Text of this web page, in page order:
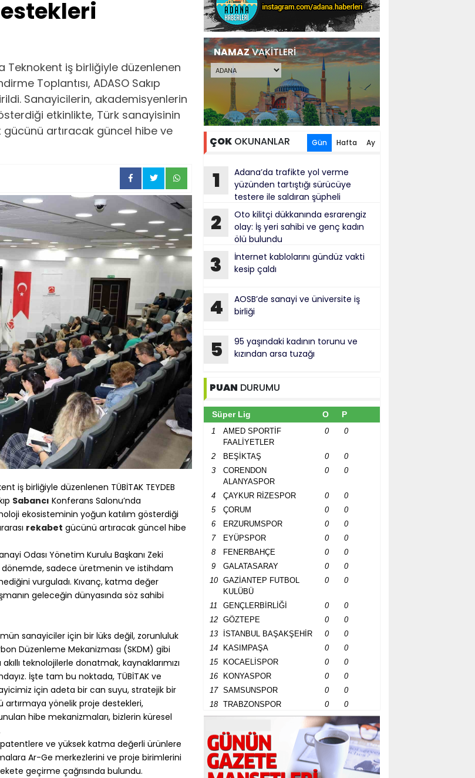
Teknokent iş birliğiyle düzenlenen
Toplantısı, ADASO Sakıp
Sanayicilerin, akademisyenlerin
etkinlikte, Türk sanayisinin
artıracak güncel hibe ve
iş birliğiyle düzenlenen TÜBİTAK TEYDEB
Sabancı Konferans Salonu’nda
ekosisteminin yoğun katılım gösterdiği
rekabet gücünü artıracak güncel hibe
Odası Yönetim Kurulu Başkanı Zeki
dönemde, sadece üretmenin ve istihdam
vurguladı. Kıvanç, katma değer
geleceğin dünyasında söz sahibi
sanayiciler için bir lüks değil, zorunluluk
Düzenleme Mekanizması (SKDM) gibi
teknolojilerle donatmak, kaynaklarımızı
İşte tam bu noktada, TÜBİTAK ve
için adeta bir can suyu, stratejik bir
yönelik proje destekleri,
hibe mekanizmaları, bizlerin küresel
ve yüksek katma değerli ürünlere
Ar-Ge merkezlerini ve proje birimlerini
geçirme çağrısında bulundu.
NAMAZVAKİTLERİ
ÇOK OKUNANLAR Gün Hafta Ay
1
Adana’da trafikte yol verme
yüzünden tartıştığı sürücüye
testere ile saldıran şüpheli
tutuklandı
2
Oto kilitçi dükkanında esrarengiz
olay: İş yeri sahibi ve genç kadın
ölü bulundu
3
İnternet kablolarını gündüz vakti
kesip çaldı
4
AOSB’de sanayi ve üniversite iş
birliği
5
95 yaşındaki kadının torunu ve
kızından arsa tuzağı
PUAN DURUMU
Süper Lig O P
1
AMED SPORTİF
FAALİYETLER
0 0
2 BEŞİKTAŞ 0
0
3
CORENDON
ALANYASPOR
0 0
4 ÇAYKUR RİZESPOR 0
0
5
ÇORUM 0
0
6
ERZURUMSPOR 0
0
7
EYÜPSPOR 0
0
8
FENERBAHÇE 0
0
9
GALATASARAY 0
0
10
GAZİANTEP FUTBOL
KULÜBÜ
0 0
11 GENÇLERBİRLİĞİ 0
0
12
GÖZTEPE 0
0
13
İSTANBUL BAŞAKŞEHİR 0
0
14
KASIMPAŞA 0
0
15
KOCAELİSPOR 0
0
16
KONYASPOR 0
0
17
SAMSUNSPOR 0
0
18
TRABZONSPOR 0 0